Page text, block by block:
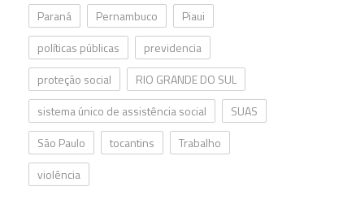
Paraná
Pernambuco
Piaui
políticas públicas
previdencia
proteção social
RIO GRANDE DO SUL
sistema único de assistência social
SUAS
São Paulo
tocantins
Trabalho
violência